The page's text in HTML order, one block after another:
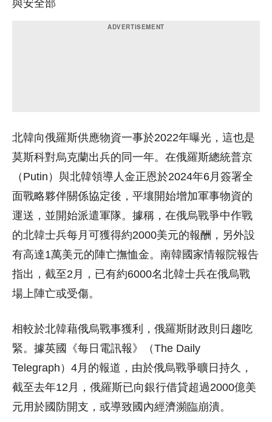
北韓向俄羅斯供應物資一事於2022年曝光，這也是
莫斯科對烏克蘭出兵的同一年。在俄羅斯總統普京
（Putin）與北韓領導人金正恩於2024年6月簽署全
面戰略夥伴關係協定後，平壤開始增加軍事物資的
運送，並開始派遣軍隊。據稱，在俄烏戰爭中作戰
的北韓士兵每月可獲得約2000美元的報酬，另外設
有高達1萬美元的陣亡撫恤金。南韓國家情報院報告
指出，截至2月，已有約6000名北韓士兵在俄烏戰
場上陣亡或受傷。
相較於北韓藉俄烏戰事獲利，俄羅斯財政則日趨吃
緊。據英國《每日電訊報》（The Daily
Telegraph）4月的報道，由於俄烏戰爭曠日持久，
截至去年12月，俄羅斯已向銀行借貸超過2000億美
元用於國防開支，或導致國內經濟瀕臨崩潰。